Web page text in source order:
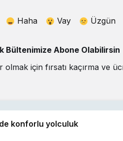
Haha Vay Üzgün
Bültenimize Abone Olabilirsin
için fırsatı kaçırma ve
konforlu yolculuk